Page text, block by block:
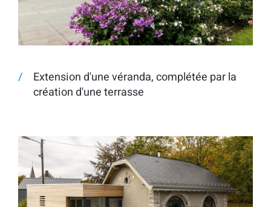
Extension d'une véranda, complétée par la
création d'une terrasse